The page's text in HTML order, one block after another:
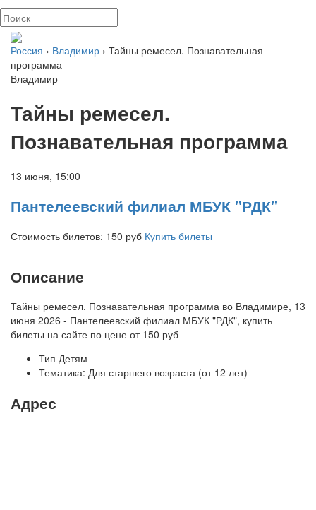
Россия › Владимир › Тайны ремесел. Познавательная
программа
Владимир
Тайны ремесел.
Познавательная программа
13 июня, 15:00
Пантелеевский филиал МБУК "РДК"
Стоимость билетов: 150 руб Купить билеты
Описание
Тайны ремесел. Познавательная программа во Владимире, 13
июня 2026 - Пантелеевский филиал МБУК "РДК", купить
билеты на сайте по цене от 150 руб
Тип Детям
Тематика: Для старшего возраста (от 12 лет)
Адрес